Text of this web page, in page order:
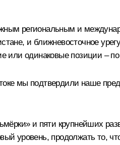
региональным и
и ближневосточное
или одинаковые позиции –
мы подтвердили наше
и пяти крупнейших
уровень, продолжать то,